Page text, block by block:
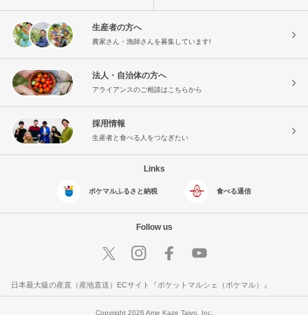
生産者の方へ
農家さん・漁師さんを募集しています!
法人・自治体の方へ
アライアンスのご相談はこちらから
採用情報
生産者と食べる人をつなぎたい
Links
ポケマルふるさと納税 食べる通信
Follow us
日本最大級の産直（産地直送）ECサイト『ポケットマルシェ（ポケマル）』
Copyright 2026 Ame Kaze Taiyo, Inc.